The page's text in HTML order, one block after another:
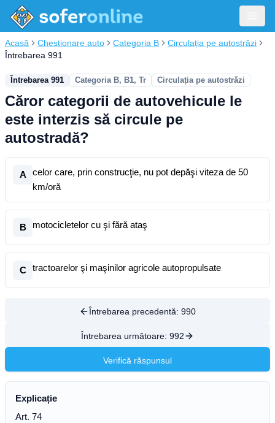
Acasă Chestionare auto Categoria B
Circulația pe autostrăzi
Întrebarea 991
Întrebarea 991 Categoria B, B1, Tr Circulația pe autostrăzi
Căror categorii de autovehicule le
este interzis să circule pe
autostradă?
A
celor care, prin construcţie, nu pot depăşi viteza de 50
km/oră
B motocicletelor cu şi fără ataş
C tractoarelor şi maşinilor agricole autopropulsate
Întrebarea precedentă: 990
Întrebarea următoare: 992
Verifică răspunsul
Explicație
Art. 74